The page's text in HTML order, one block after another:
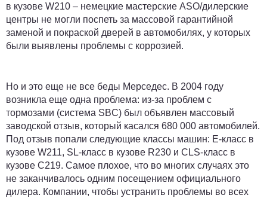
в кузове W210 – немецкие мастерские ASO/дилерские
центры не могли поспеть за массовой гарантийной
заменой и покраской дверей в автомобилях, у которых
были выявлены проблемы с коррозией.
Но и это еще не все беды Мерседес. В 2004 году
возникла еще одна проблема: из-за проблем с
тормозами (система SBC) был объявлен массовый
заводской отзыв, который касался 680 000 автомобилей.
Под отзыв попали следующие классы машин: E-класс в
кузове W211, SL-класс в кузове R230 и CLS-класс в
кузове C219. Самое плохое, что во многих случаях это
не заканчивалось одним посещением официального
дилера. Компании, чтобы устранить проблемы во всех